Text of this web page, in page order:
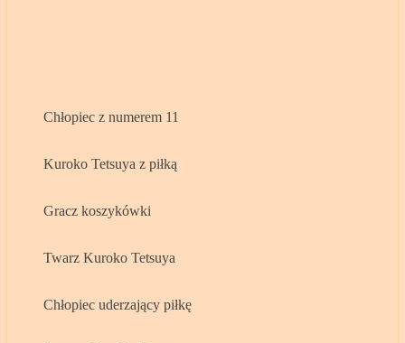
Chłopiec z numerem 11
Kuroko Tetsuya z piłką
Gracz koszykówki
Twarz Kuroko Tetsuya
Chłopiec uderzający piłkę